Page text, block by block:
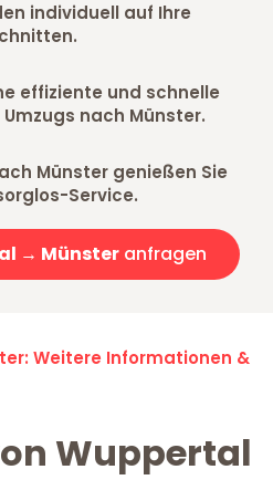
individuell auf Ihre
effiziente und schnelle
nach Münster.
Münster genießen Sie
Service.
→ Münster anfragen
Weitere Informationen &
Wuppertal